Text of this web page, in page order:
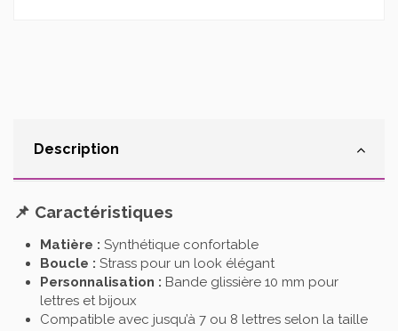
Description
📌 Caractéristiques
Matière : Synthétique confortable
Boucle : Strass pour un look élégant
Personnalisation : Bande glissière 10 mm pour
lettres et bijoux
Compatible avec jusqu’à 7 ou 8 lettres selon la taille